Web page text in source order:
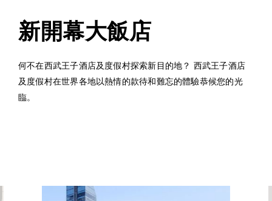
新開幕大飯店
何不在西武王子酒店及度假村探索新目的地？ 西武王子酒店
及度假村在世界各地以熱情的款待和難忘的體驗恭候您的光
臨。